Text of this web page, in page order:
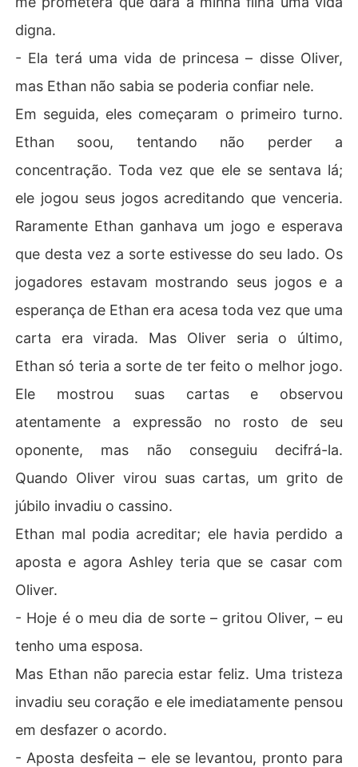
digna.
- Ela terá uma vida de princesa – disse Oliver,
mas Ethan não sabia se poderia confiar nele.
Em seguida, eles começaram o primeiro turno.
Ethan soou, tentando não perder a
concentração. Toda vez que ele se sentava lá;
ele jogou seus jogos acreditando que venceria.
Raramente Ethan ganhava um jogo e esperava
que desta vez a sorte estivesse do seu lado. Os
jogadores estavam mostrando seus jogos e a
esperança de Ethan era acesa toda vez que uma
carta era virada. Mas Oliver seria o último,
Ethan só teria a sorte de ter feito o melhor jogo.
Ele mostrou suas cartas e observou
atentamente a expressão no rosto de seu
oponente, mas não conseguiu decifrá-la.
Quando Oliver virou suas cartas, um grito de
júbilo invadiu o cassino.
Ethan mal podia acreditar; ele havia perdido a
aposta e agora Ashley teria que se casar com
Oliver.
- Hoje é o meu dia de sorte – gritou Oliver, – eu
tenho uma esposa.
Mas Ethan não parecia estar feliz. Uma tristeza
invadiu seu coração e ele imediatamente pensou
em desfazer o acordo.
- Aposta desfeita – ele se levantou, pronto para